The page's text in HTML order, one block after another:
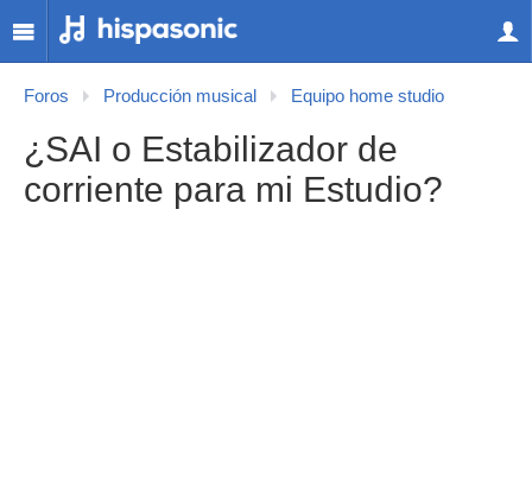
Foros Producción musical Equipo home studio
¿SAI o Estabilizador de
corriente para mi Estudio?